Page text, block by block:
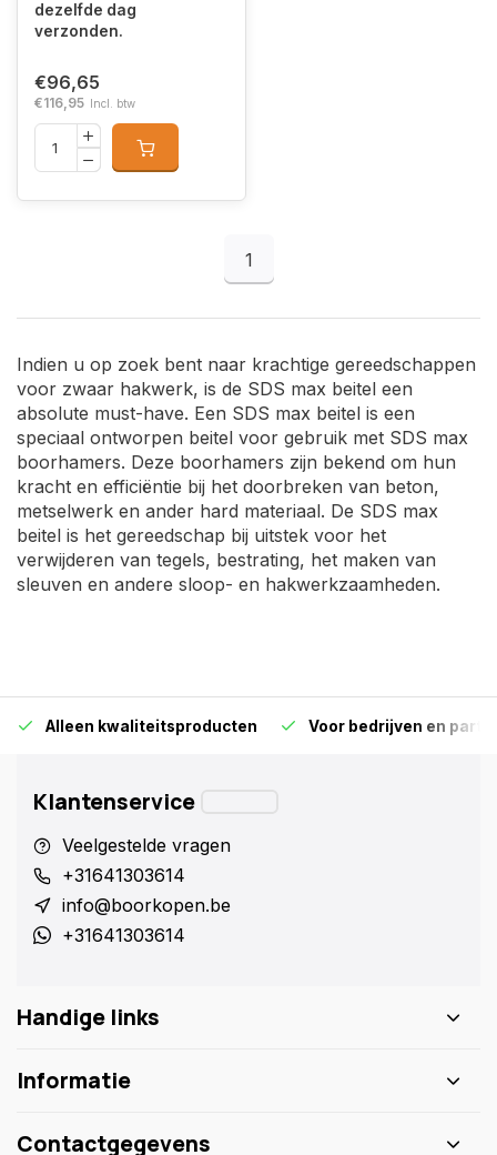
dezelfde dag
verzonden.
€96,65
€116,95 Incl. btw
1
Indien u op zoek bent naar krachtige gereedschappen
voor zwaar hakwerk, is de SDS max beitel een
absolute must-have. Een SDS max beitel is een
speciaal ontworpen beitel voor gebruik met SDS max
boorhamers. Deze boorhamers zijn bekend om hun
kracht en efficiëntie bij het doorbreken van beton,
metselwerk en ander hard materiaal. De SDS max
beitel is het gereedschap bij uitstek voor het
verwijderen van tegels, bestrating, het maken van
sleuven en andere sloop- en hakwerkzaamheden.
Alleen kwaliteitsproducten Voor bedrijven en
Klantenservice
Veelgestelde vragen
+31641303614
info@boorkopen.be
+31641303614
Handige links
Informatie
Contactgegevens